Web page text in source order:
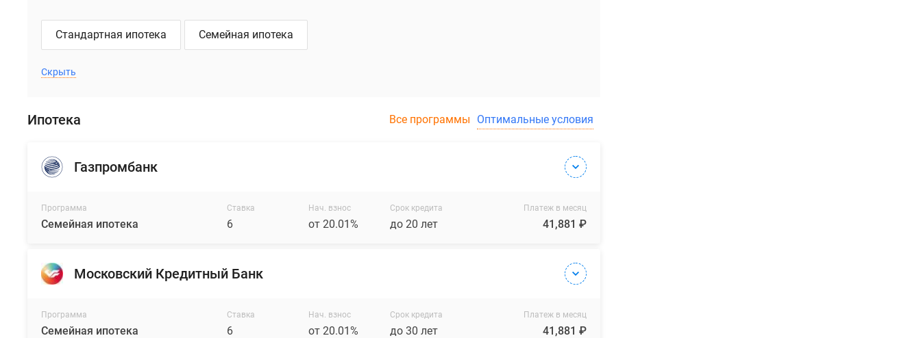
Стандартная ипотека Семейная ипотека
Скрыть
Ипотека Все программы Оптимальные условия
Газпромбанк
Программа
Семейная ипотека
Ставка
6
Нач. взнос
от 20.01%
Срок кредита
до 20 лет
Платеж в месяц
41,881 ₽
Московский Кредитный Банк
Программа
Семейная ипотека
Ставка
6
Нач. взнос
от 20.01%
Срок кредита
до 30 лет
Платеж в месяц
41,881 ₽